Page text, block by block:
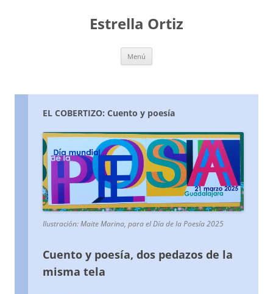
Estrella Ortiz
Menú
EL COBERTIZO: Cuento y poesía
Ilustración: Maite Marina, para el Día de la Poesía 2025
Cuento y poesía, dos pedazos de la
misma tela